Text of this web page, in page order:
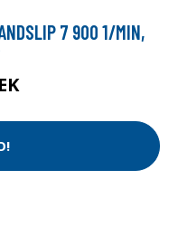
7 900 1/MIN,